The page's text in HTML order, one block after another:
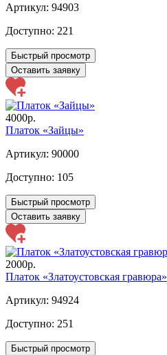
Артикул: 94903
Доступно: 221
Быстрый просмотр
Оставить заявку
4000р.
Платок «Зайцы»
Артикул: 90000
Доступно: 105
Быстрый просмотр
Оставить заявку
2000р.
Платок «Златоустовская гравюра»
Артикул: 94924
Доступно: 251
Быстрый просмотр